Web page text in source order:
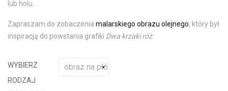
lub holu.
Zapraszam do zobaczenia malarskiego obrazu olejnego, który był
inspiracją do powstania grafiki Dwa krzaki róż.
WYBIERZ
RODZAJ